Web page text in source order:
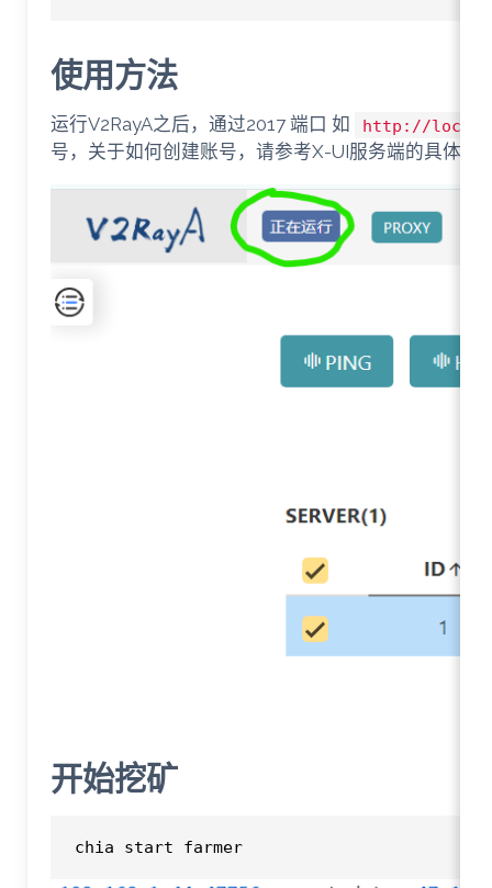
使用方法
运行V2RayA之后，通过2017 端口 如 http : //
号，关于如何创建账号，请参考X-UI服务端的具体设
开始挖矿
chia start farmer